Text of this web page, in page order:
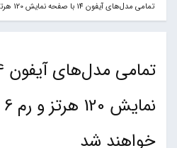
تمامی مدل‌های آیفون 14 با صفحه نمایش 120 هرتز و رم…
خواهند شد